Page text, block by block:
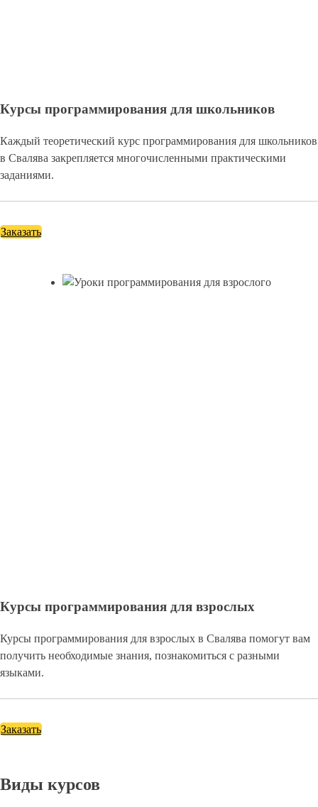
Курсы программирования для школьников
Каждый теоретический курс программирования для школьников
в Свалява закрепляется многочисленными практическими
заданиями.
Заказать
Курсы программирования для взрослых
Курсы программирования для взрослых в Свалява помогут вам
получить необходимые знания, познакомиться с разными
языками.
Заказать
Виды курсов